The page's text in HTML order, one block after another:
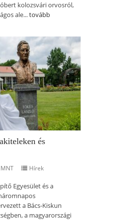
kolozsvári orvosról,
ale...tovább
és
Hírek
Egyesület és a
a Bács-Kiskun
a magyarországi